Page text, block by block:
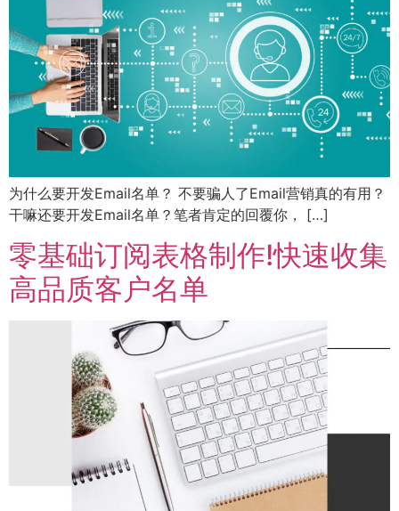
为什么要开发Email名单？ 不要骗人了Email营销真的有用？
干嘛还要开发Email名单？笔者肯定的回覆你， […]
零基础订阅表格制作!快速收集
高品质客户名单